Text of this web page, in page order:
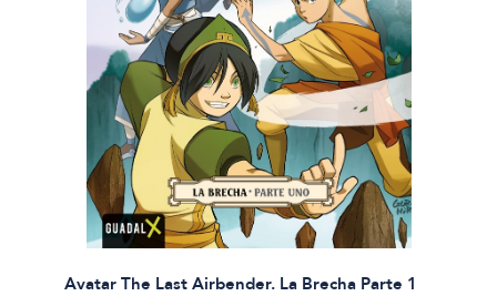
Avatar The Last Airbender. La Brecha Parte 1